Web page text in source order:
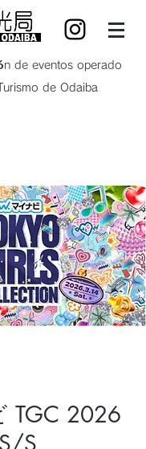
de eventos operado
de Odaiba
TGC 2026